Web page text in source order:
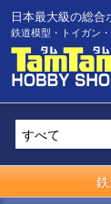
日本最大級の総合
鉄道模型・トイガン